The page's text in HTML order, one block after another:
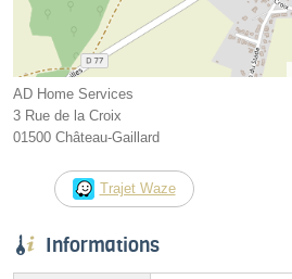
AD Home Services
3 Rue de la Croix
01500 Château-Gaillard
Trajet Waze
Informations